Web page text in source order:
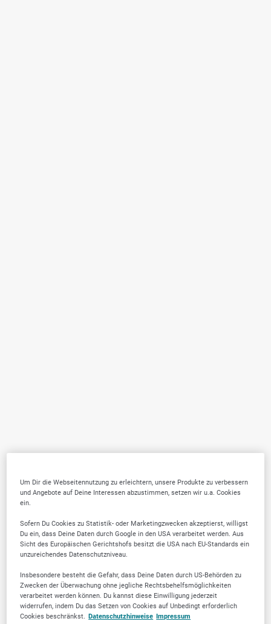
Um Dir die Webseitennutzung zu erleichtern, unsere Produkte zu verbessern
und Angebote auf Deine Interessen abzustimmen, setzen wir u.a. Cookies
ein.
Sofern Du Cookies zu Statistik- oder Marketingzwecken akzeptierst, willigst
Du ein, dass Deine Daten durch Google in den USA verarbeitet werden. Aus
Sicht des Europäischen Gerichtshofs besitzt die USA nach EU-Standards ein
unzureichendes Datenschutzniveau.
Insbesondere besteht die Gefahr, dass Deine Daten durch US-Behörden zu
Zwecken der Überwachung ohne jegliche Rechtsbehelfsmöglichkeiten
verarbeitet werden können. Du kannst diese Einwilligung jederzeit
widerrufen, indem Du das Setzen von Cookies auf Unbedingt erforderlich
Cookies beschränkst. Datenschutzhinweise Impressum